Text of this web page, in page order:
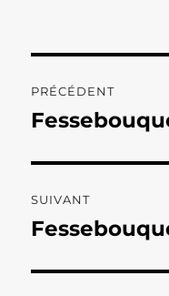
de
PRÉCÉDENT
Publication
SUIVANT
Publication